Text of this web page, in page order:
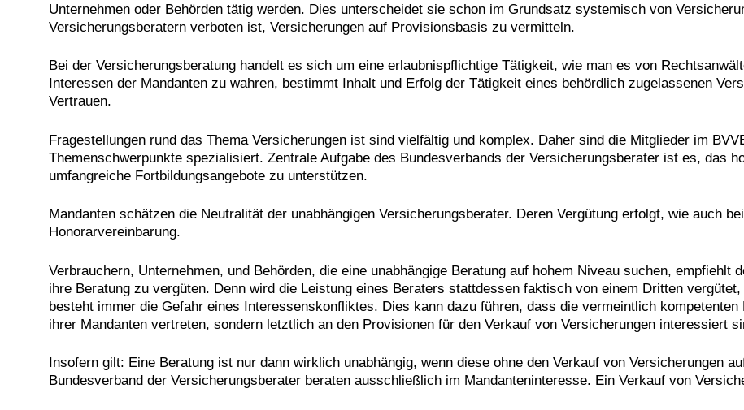
Unternehmen oder Behörden tätig werden. Dies unterscheidet sie schon im Grundsatz systemisch von
Versicherungsberatern verboten ist, Versicherungen auf Provisionsbasis zu vermitteln.
Bei der Versicherungsberatung handelt es sich um eine erlaubnispflichtige Tätigkeit, wie man es von
Interessen der Mandanten zu wahren, bestimmt Inhalt und Erfolg der Tätigkeit eines behördlich zugelassenen
Vertrauen.
Fragestellungen rund das Thema Versicherungen ist sind vielfältig und komplex. Daher sind die Mitglieder im
Themenschwerpunkte spezialisiert. Zentrale Aufgabe des Bundesverbands der Versicherungsberater ist es, das
umfangreiche Fortbildungsangebote zu unterstützen.
Mandanten schätzen die Neutralität der unabhängigen Versicherungsberater. Deren Vergütung erfolgt, wie auch
Honorarvereinbarung.
Verbrauchern, Unternehmen, und Behörden, die eine unabhängige Beratung auf hohem Niveau suchen, empfiehlt
ihre Beratung zu vergüten. Denn wird die Leistung eines Beraters stattdessen faktisch von einem Dritten
besteht immer die Gefahr eines Interessenskonfliktes. Dies kann dazu führen, dass die vermeintlich
ihrer Mandanten vertreten, sondern letztlich an den Provisionen für den Verkauf von Versicherungen interessiert
Insofern gilt: Eine Beratung ist nur dann wirklich unabhängig, wenn diese ohne den Verkauf von Versicherungen
Bundesverband der Versicherungsberater beraten ausschließlich im Mandanteninteresse. Ein Verkauf von